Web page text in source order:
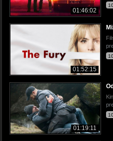
01:46:02
01:52:15
01:19:11